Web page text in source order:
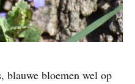
blauwe bloemen wel op